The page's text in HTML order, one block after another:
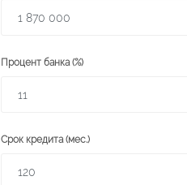
Процент банка (%)
Срок кредита (мес.)